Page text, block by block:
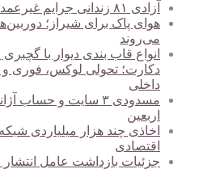
آزادی ۸۱ زندانی جرایم غیرعمد در تهران همزمان با اربعین
هوای پاک برای شیراز؛
می‌روند
انواع قاب بندی دیوار با
دکارت؛ تحولی لوکس، فوری
داخلی
مسدودی ۳ سایت و
اربعین
اخاذی چند هزار میلیاردی
اقتصادی
جزئیات بازداشت عامل